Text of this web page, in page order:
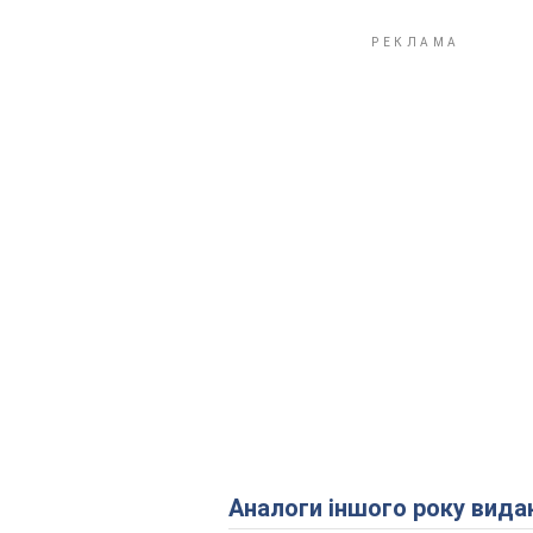
Аналоги іншого року